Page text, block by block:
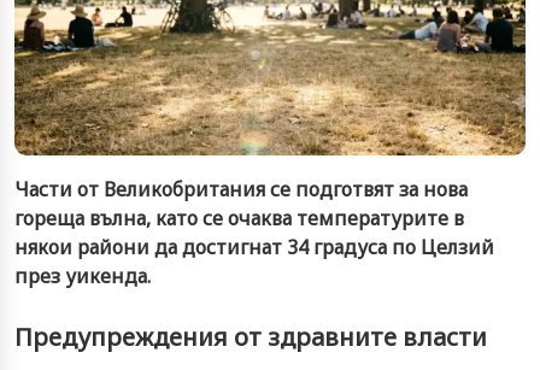
Части от Великобритания се подготвят за нова
гореща вълна, като се очаква температурите в
някои райони да достигнат 34 градуса по Целзий
през уикенда.
Предупреждения от здравните власти